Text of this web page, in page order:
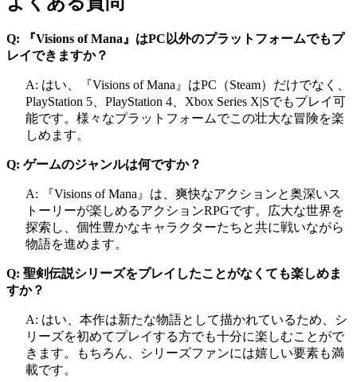
Q: 『Visions of Mana』はPC以外のプラットフォームでもプ
レイできますか？
A: はい、『Visions of Mana』はPC（Steam）だけでなく、
PlayStation 5、PlayStation 4、Xbox Series X|Sでもプレイ可
能です。様々なプラットフォームでこの壮大な冒険を楽
しめます。
Q: ゲームのジャンルは何ですか？
A: 『Visions of Mana』は、爽快なアクションと奥深いス
トーリーが楽しめるアクションRPGです。広大な世界を
探索し、個性豊かなキャラクターたちと共に戦いながら
物語を進めます。
Q: 聖剣伝説シリーズをプレイしたことがなくても楽しめま
すか？
A: はい、本作は新たな物語として描かれているため、シ
リーズを初めてプレイする方でも十分に楽しむことがで
きます。もちろん、シリーズファンには嬉しい要素も満
載です。